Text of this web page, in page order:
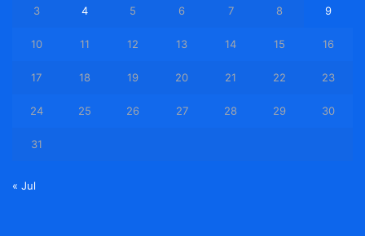
3 4 5 6 7 8 9
10 11 12 13 14 15 16
17 18 19 20 21 22 23
24 25 26 27 28 29 30
31
« Jul